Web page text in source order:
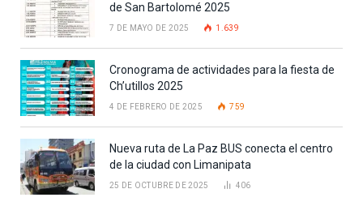
de San Bartolomé 2025
7 DE MAYO DE 2025 1.639
Cronograma de actividades para la fiesta de
Ch’utillos 2025
4 DE FEBRERO DE 2025 759
Nueva ruta de La Paz BUS conecta el centro
de la ciudad con Limanipata
25 DE OCTUBRE DE 2025 406